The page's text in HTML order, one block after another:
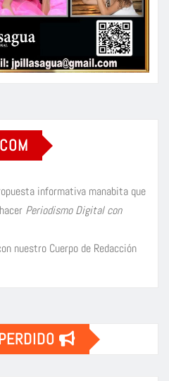
informativa manabita que
Periodismo Digital con
nuestro Cuerpo de Redacción